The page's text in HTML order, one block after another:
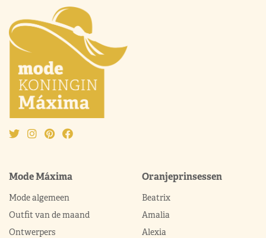
Mode Máxima
Mode algemeen
Outfit van de maand
Ontwerpers
Oranjeprinsessen
Beatrix
Amalia
Alexia